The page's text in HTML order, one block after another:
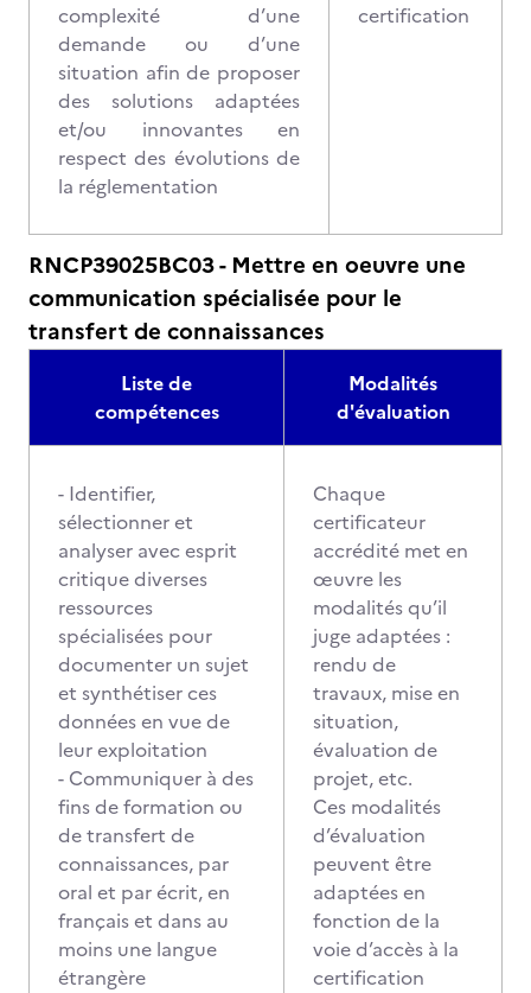
complexité d’une
demande ou d’une
situation afin de proposer
des solutions adaptées
et/ou innovantes en
respect des évolutions de
la réglementation
certification
RNCP39025BC03 - Mettre en oeuvre une
communication spécialisée pour le
transfert de connaissances
Liste de
compétences
Modalités
d'évaluation
- Identifier,
sélectionner et
analyser avec esprit
critique diverses
ressources
spécialisées pour
documenter un sujet
et synthétiser ces
données en vue de
leur exploitation
- Communiquer à des
fins de formation ou
de transfert de
connaissances, par
oral et par écrit, en
français et dans au
moins une langue
étrangère
Chaque
certificateur
accrédité met en
œuvre les
modalités qu’il
juge adaptées :
rendu de
travaux, mise en
situation,
évaluation de
projet, etc.
Ces modalités
d’évaluation
peuvent être
adaptées en
fonction de la
voie d’accès à la
certification